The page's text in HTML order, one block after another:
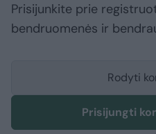
Prisijunkite prie
bendruomenės ir
Rodyti
Prisijungti